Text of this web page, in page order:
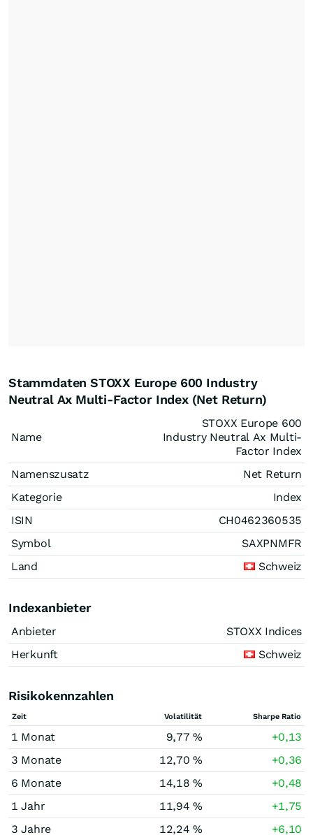
Stammdaten STOXX Europe 600 Industry
Neutral Ax Multi-Factor Index (Net Return)
Name
STOXX Europe 600
Industry Neutral Ax Multi-
Factor Index
Namenszusatz
Net Return
Kategorie
Index
ISIN
CH0462360535
Symbol
SAXPNMFR
Land
Schweiz
Indexanbieter
Anbieter
STOXX Indices
Herkunft
Schweiz
Risikokennzahlen
Zeit Volatilität Sharpe Ratio
1 Monat 9,77 %
+0,13
3 Monate
12,70 %
+0,36
6 Monate
14,18 %
+0,48
1 Jahr
11,94 %
+1,75
3 Jahre
12,24 % +6,10